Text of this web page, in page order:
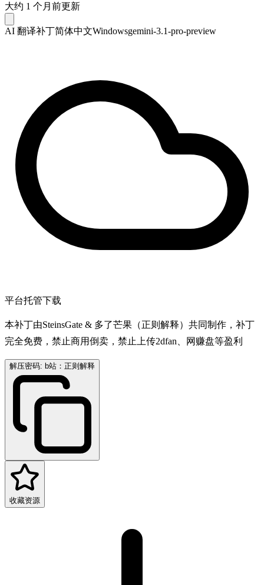
大约 1 个月前更新
AI 翻译补丁简体中文Windowsgemini-3.1-pro-preview
平台托管下载
本补丁由SteinsGate & 多了芒果（正则解释）共同制作，补丁
完全免费，禁止商用倒卖，禁止上传2dfan、网赚盘等盈利
解压密码: b站：正则解释
收藏资源